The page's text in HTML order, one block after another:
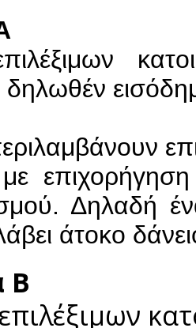
επιλέξιμων
δηλωθέν
Δηλαδή
άτοκο
Β
επιλέξιμων